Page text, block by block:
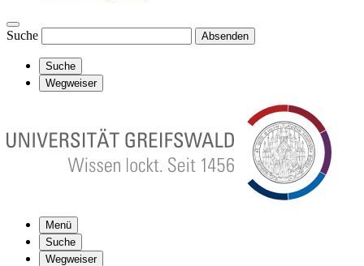
Suche Absenden
Suche
Wegweiser
Menü
Suche
Wegweiser